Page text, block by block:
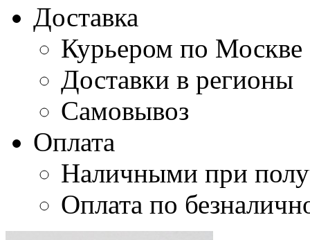
Доставка
Курьером по Москве
Доставки в регионы
Самовывоз
Оплата
Наличными при
Оплата по